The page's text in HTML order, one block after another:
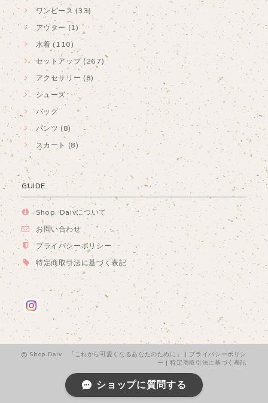
ワンピース (33)
アウター (1)
水着 (110)
セットアップ (267)
アクセサリー (8)
シューズ
バッグ
パンツ (8)
スカート (8)
GUIDE
Shop. Daivについて
お問い合わせ
プライバシーポリシー
特定商取引法に基づく表記
Shop.Daiv 『これから可愛くなるあなたのために』 | プライバシーポリシ
ー |特定商取引法に基づく表記
ショップに質問する